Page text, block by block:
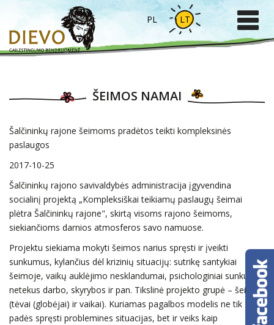
PL LT
ŠEIMOS NAMAI
Šalčininkų rajone šeimoms pradėtos teikti kompleksinės
paslaugos
2017-10-25
Šalčininkų rajono savivaldybės administracija įgyvendina
socialinį projektą „Kompleksiškai teikiamų paslaugų šeimai
plėtra Šalčininkų rajone", skirtą visoms rajono šeimoms,
siekiančioms darnios atmosferos savo namuose.
Projektu siekiama mokyti šeimos narius spręsti ir įveikti
sunkumus, kylančius dėl krizinių situacijų: sutrikę santykiai
šeimoje, vaikų auklėjimo nesklandumai, psichologiniai sunkumai
netekus darbo, skyrybos ir pan. Tikslinė projekto grupė – šeima
(tėvai (globėjai) ir vaikai). Kuriamas pagalbos modelis ne tik
padės spręsti problemines situacijas, bet ir veiks kaip